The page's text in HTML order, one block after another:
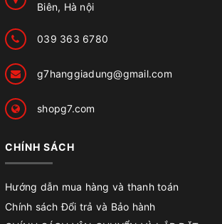
Biên, Hà nội
039 363 6780
g7hanggiadung@gmail.com
shopg7.com
CHÍNH SÁCH
Hướng dẫn mua hàng và thanh toán
Chính sách Đổi trả và Bảo hành